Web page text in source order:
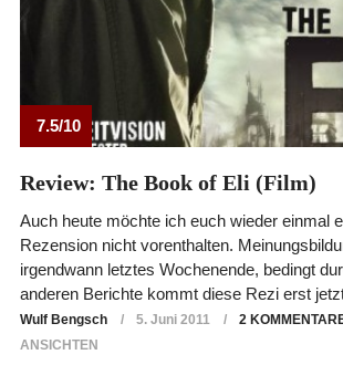
7.5/10
Review: The Book of Eli (Film)
Auch heute möchte ich euch wieder einmal
Rezension nicht vorenthalten.
irgendwann letztes Wochenende, bedingt
anderen Berichte kommt diese Rezi erst
Wulf Bengsch 5. Juni 2011 2
ANSICHTEN